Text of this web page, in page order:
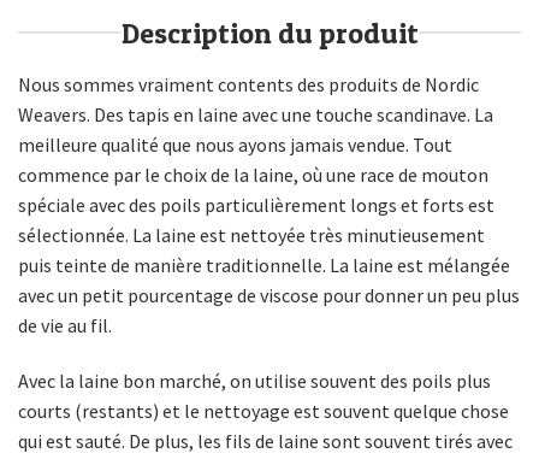
Description du produit
Nous sommes vraiment contents des produits de Nordic
Weavers. Des tapis en laine avec une touche scandinave. La
meilleure qualité que nous ayons jamais vendue. Tout
commence par le choix de la laine, où une race de mouton
spéciale avec des poils particulièrement longs et forts est
sélectionnée. La laine est nettoyée très minutieusement
puis teinte de manière traditionnelle. La laine est mélangée
avec un petit pourcentage de viscose pour donner un peu plus
de vie au fil.
Avec la laine bon marché, on utilise souvent des poils plus
courts (restants) et le nettoyage est souvent quelque chose
qui est sauté. De plus, les fils de laine sont souvent tirés avec